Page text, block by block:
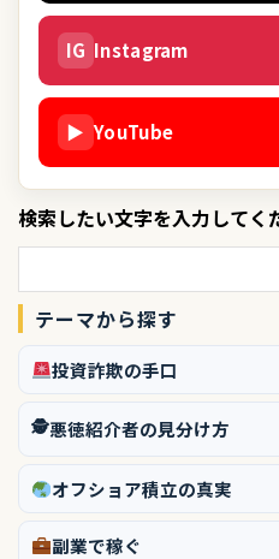
IG Instagram
▶ YouTube
検索したい文字を入力してく
テーマから探す
投資詐欺の手口
🕵️悪徳紹介者の見分け方
オフショア積立の真実
副業で稼ぐ